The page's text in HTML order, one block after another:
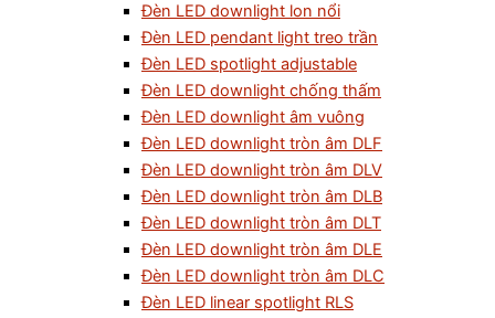
Đèn LED downlight lon nổi
Đèn LED pendant light treo trần
Đèn LED spotlight adjustable
Đèn LED downlight chống thấm
Đèn LED downlight âm vuông
Đèn LED downlight tròn âm DLF
Đèn LED downlight tròn âm DLV
Đèn LED downlight tròn âm DLB
Đèn LED downlight tròn âm DLT
Đèn LED downlight tròn âm DLE
Đèn LED downlight tròn âm DLC
Đèn LED linear spotlight RLS